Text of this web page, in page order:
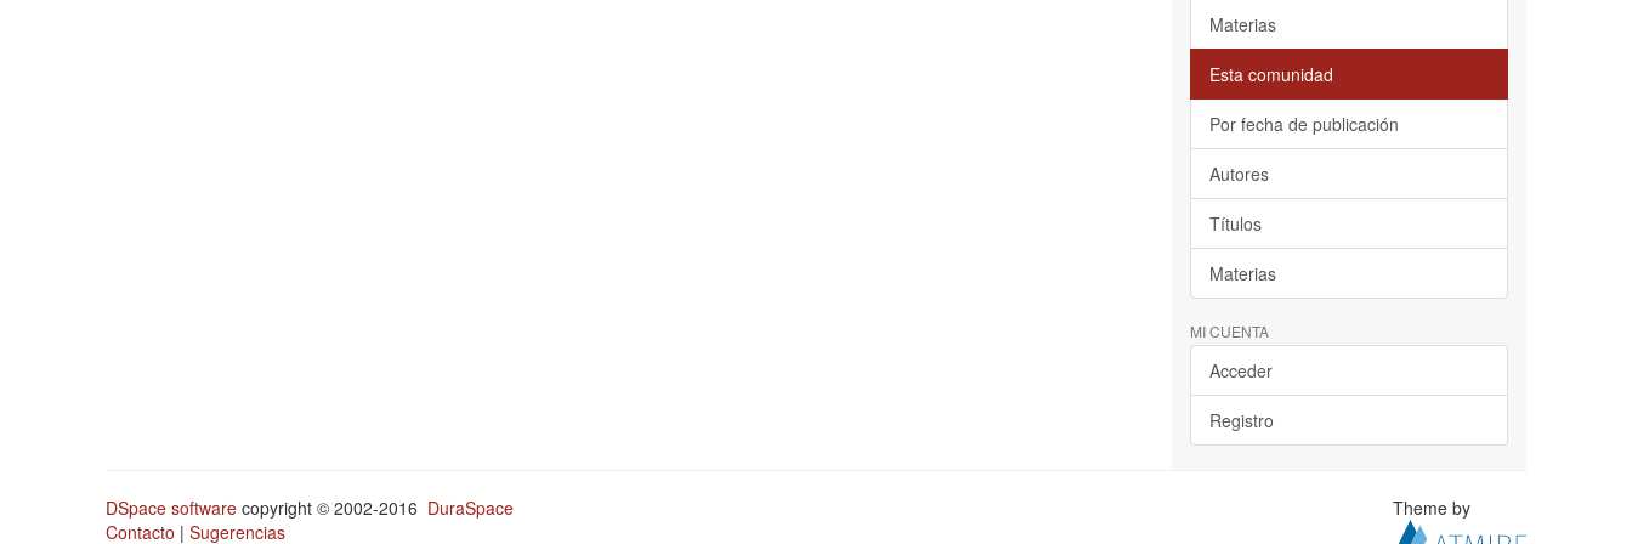
Materias
Esta comunidad
Por fecha de publicación
Autores
Títulos
Materias
MI CUENTA
Acceder
Registro
DSpace software copyright © 2002-2016 DuraSpace
Contacto | Sugerencias
Theme by